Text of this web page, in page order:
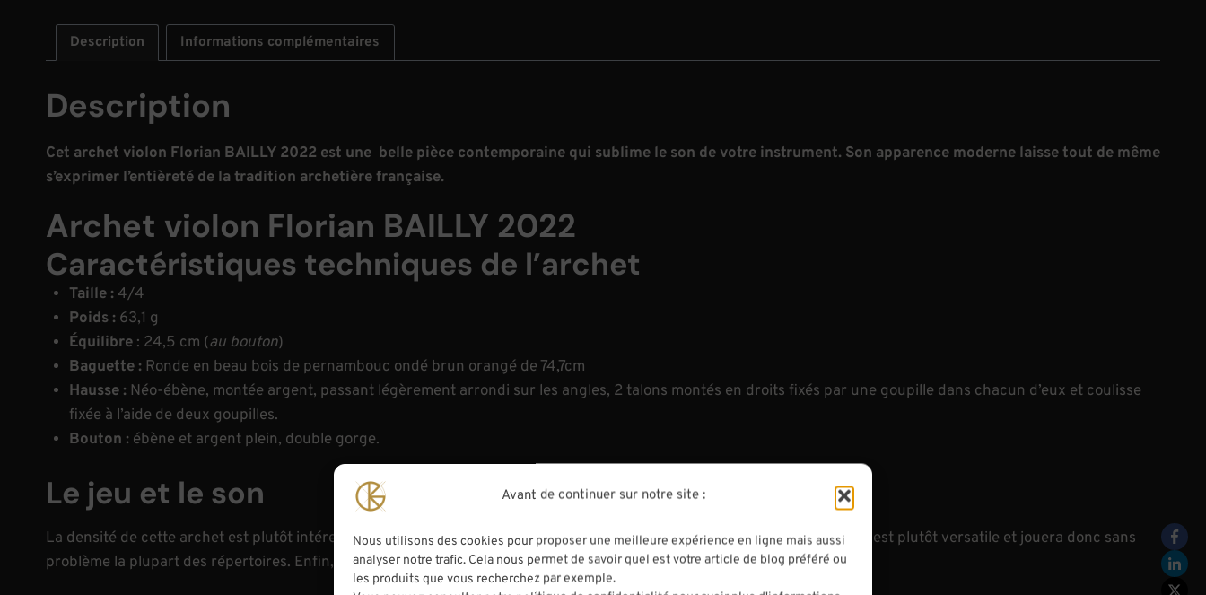
Avant de continuer sur notre site :
Nous utilisons des cookies pour proposer une meilleure expérience en ligne mais aussi
analyser notre trafic. Cela nous permet de savoir quel est votre article de blog préféré ou
les produits que vous recherchez par exemple.
Description Informations complémentaires
Description
Cet archet violon Florian BAILLY 2022 est une belle pièce contemporaine qui sublime le son de votre instrument. Son apparence moderne laisse tout de même
s’exprimer l’entièreté de la tradition archetière française.
Archet violon Florian BAILLY 2022
Caractéristiques techniques de l’archet
Taille : 4/4
Poids : 63,1 g
Équilibre: 24,5 cm (au bouton)
Baguette : Ronde en beau bois de pernambouc ondé brun orangé de 74,7cm
Hausse : Néo-ébène, montée argent, passant légèrement arrondi sur les angles, 2 talons montés en droits fixés par une goupille dans chacun d’eux et coulisse
fixée à l’aide de deux goupilles.
Bouton : ébène et argent plein, double gorge.
Le jeu et le son
La densité de cette archet est plutôt intéressante, en fournissant de bonne capacités techniques et des spicatto faciles. Il est plutôt versatile et jouera donc sans
problème la plupart des répertoires. Enfin, il a une conduite très stable qui n’a aucune faiblesse.